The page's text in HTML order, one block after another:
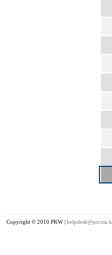
Copyright © 2010 PKW |